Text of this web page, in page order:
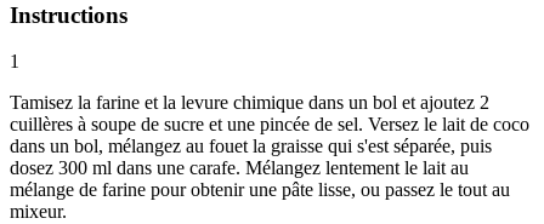
Instructions
1
Tamisez la farine et la levure chimique dans un bol et ajoutez 2
cuillères à soupe de sucre et une pincée de sel. Versez le lait de coco
dans un bol, mélangez au fouet la graisse qui s'est séparée, puis
dosez 300 ml dans une carafe. Mélangez lentement le lait au
mélange de farine pour obtenir une pâte lisse, ou passez le tout au
mixeur.